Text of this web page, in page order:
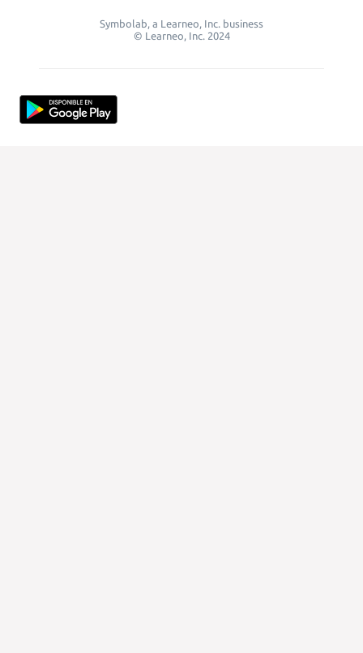
Symbolab, a Learneo, Inc. business
© Learneo, Inc. 2024